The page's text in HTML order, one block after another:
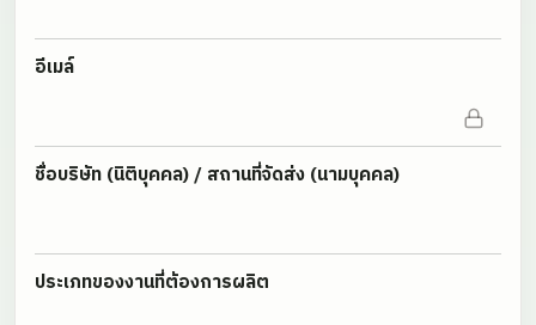
อีเมล์
ชื่อบริษัท (นิติบุคคล) / สถานที่จัดส่ง (นามบุคคล)
ประเภทของงานที่ต้องการผลิต